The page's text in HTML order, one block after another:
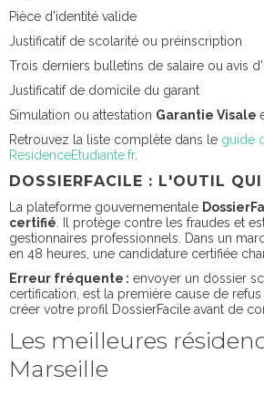
Pièce d'identité valide
Justificatif de scolarité ou préinscription
Trois derniers bulletins de salaire ou avis
Justificatif de domicile du garant
Simulation ou attestation Garantie Visale
Retrouvez la liste complète dans le guide
ResidenceEtudiante.fr.
DOSSIERFACILE : L'OUTIL
La plateforme gouvernementale
certifié . Il protège contre les fraudes et
gestionnaires professionnels. Dans un
en 48 heures, une candidature certifiée
Erreur fréquente : envoyer un dossier
certification, est la première cause de
créer votre profil DossierFacile avant de
Les meilleures
Marseille